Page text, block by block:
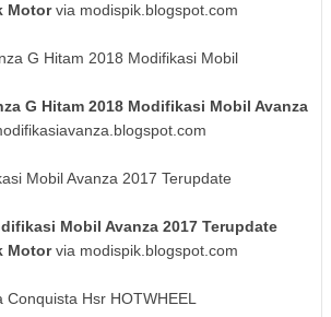
Motorvia modispik.blogspot.com
G Hitam 2018 Modifikasi Mobil Avanza
Mobil Avanza 2017 Terupdate
Motorvia modispik.blogspot.com